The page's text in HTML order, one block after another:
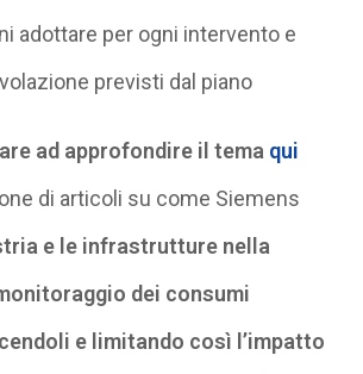
adottare per ogni intervento e
previsti dal piano
ad approfondire il tema qui
di articoli su come Siemens
e le infrastrutture nella
dei consumi
e limitando così l’impatto